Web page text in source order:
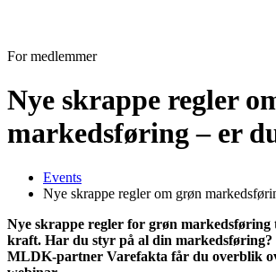
For medlemmer
Nye skrappe regler
markedsføring – er
Events
Nye skrappe regler om grøn
Nye skrappe regler for grøn
kraft. Har du styr på al din markedsføring?
MLDK-partner Varefakta får du overblik